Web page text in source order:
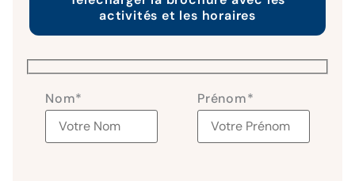
activités et les horaires
Nom* Prénom*